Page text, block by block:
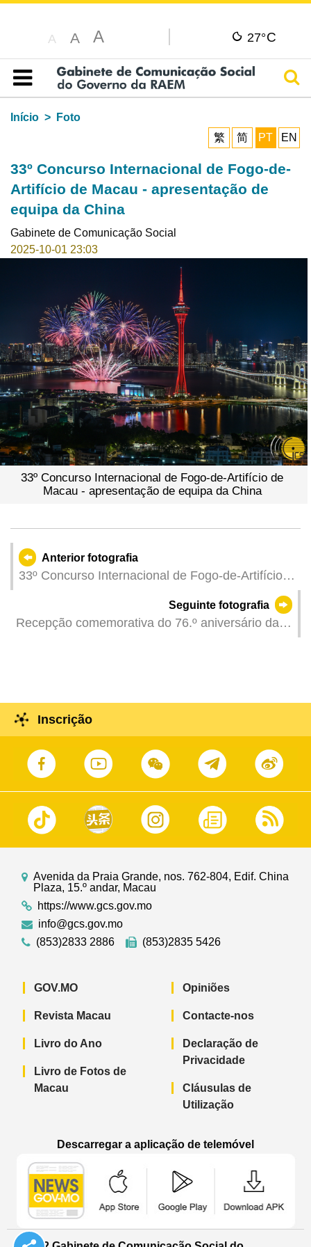
A A A 27°C
Índice
Início
Foto
繁
简 PT EN
33º Concurso Internacional de Fogo-de-
Artifício de Macau - apresentação de
equipa da China
Gabinete de Comunicação Social
2025-10-01 23:03
33º Concurso Internacional de Fogo-de-Artifício de
Macau - apresentação de equipa da China
Anterior fotografia
33º Concurso Internacional de Fogo-de-Artifício
de Macau - apresentação da equipa de Portugal.
Seguinte fotografia
Recepção comemorativa do 76.º aniversário da
Inscrição
Avenida da Praia Grande, nos. 762-804, Edif. China
Plaza, 15.º andar, Macau
https://www.gcs.gov.mo
info@gcs.gov.mo
(853)2833 2886
(853)2835 5426
GOV.MO
Revista Macau
Livro do Ano
Livro de Fotos de
Macau
Opiniões
Contacte-nos
Declaração de
Privacidade
Cláusulas de
Utilização
Descarregar a aplicação de telemóvel